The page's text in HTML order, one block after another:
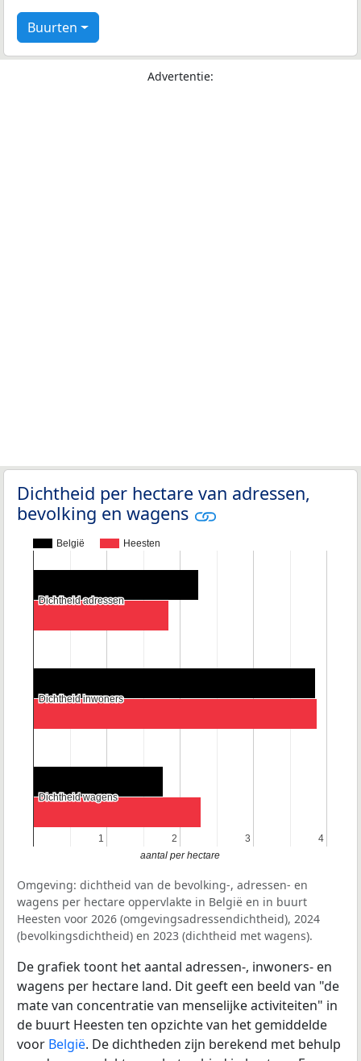
Buurten
Advertentie:
Dichtheid per hectare van adressen,
bevolking en wagens
België Heesten
1
1 2
2 3
3 4
4
Dichtheid adressen
Dichtheid adressen
Dichtheid inwoners
Dichtheid inwoners
Dichtheid wagens
Dichtheid wagens
aantal per hectare
Omgeving: dichtheid van de bevolking-, adressen- en
wagens per hectare oppervlakte in België en in buurt
Heesten voor 2026 (omgevingsadressendichtheid), 2024
(bevolkingsdichtheid) en 2023 (dichtheid met wagens).
De grafiek toont het aantal adressen-, inwoners- en
wagens per hectare land. Dit geeft een beeld van "de
mate van concentratie van menselijke activiteiten" in
de buurt Heesten ten opzichte van het gemiddelde
voor België. De dichtheden zijn berekend met behulp